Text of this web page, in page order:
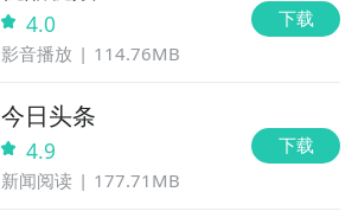
4.0
影音播放 114.76MB
下载
今日头条
4.9
新闻阅读 177.71MB
下载